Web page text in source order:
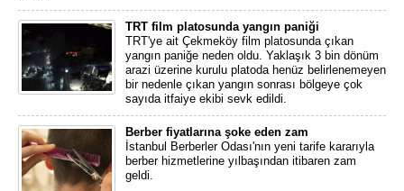
TRT film platosunda yangın paniği
TRT'ye ait Çekmeköy film platosunda çıkan
yangın paniğe neden oldu. Yaklaşık 3 bin dönüm
arazi üzerine kurulu platoda henüz belirlenemeyen
bir nedenle çıkan yangın sonrası bölgeye çok
sayıda itfaiye ekibi sevk edildi.
Berber fiyatlarına şoke eden zam
İstanbul Berberler Odası'nın yeni tarife kararıyla
berber hizmetlerine yılbaşından itibaren zam
geldi.